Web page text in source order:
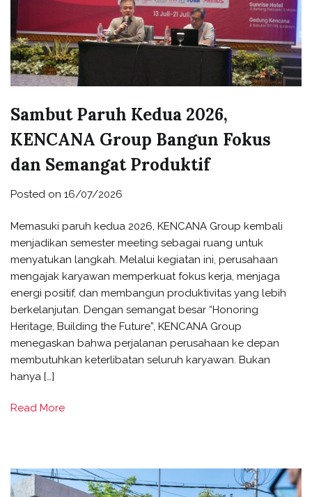
Sambut Paruh Kedua 2026,
KENCANA Group Bangun Fokus
dan Semangat Produktif
Posted on 16/07/2026
Memasuki paruh kedua 2026, KENCANA Group kembali
menjadikan semester meeting sebagai ruang untuk
menyatukan langkah. Melalui kegiatan ini, perusahaan
mengajak karyawan memperkuat fokus kerja, menjaga
energi positif, dan membangun produktivitas yang lebih
berkelanjutan. Dengan semangat besar “Honoring
Heritage, Building the Future”, KENCANA Group
menegaskan bahwa perjalanan perusahaan ke depan
membutuhkan keterlibatan seluruh karyawan. Bukan
hanya […]
Read More